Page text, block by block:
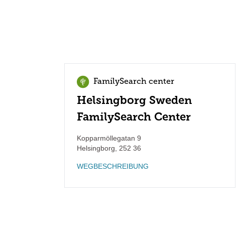
FamilySearch center
Helsingborg Sweden
FamilySearch Center
Kopparmöllegatan 9
Helsingborg
252 36
WEGBESCHREIBUNG